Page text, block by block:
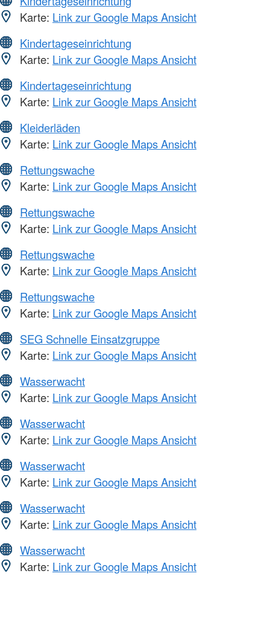
Karte: Link zur Google Maps Ansicht
Kindertageseinrichtung
Karte: Link zur Google Maps Ansicht
Kindertageseinrichtung
Karte: Link zur Google Maps Ansicht
Kleiderläden
Karte: Link zur Google Maps Ansicht
Rettungswache
Karte: Link zur Google Maps Ansicht
Rettungswache
Karte: Link zur Google Maps Ansicht
Rettungswache
Karte: Link zur Google Maps Ansicht
Rettungswache
Karte: Link zur Google Maps Ansicht
SEG Schnelle Einsatzgruppe
Karte: Link zur Google Maps Ansicht
Wasserwacht
Karte: Link zur Google Maps Ansicht
Wasserwacht
Karte: Link zur Google Maps Ansicht
Wasserwacht
Karte: Link zur Google Maps Ansicht
Wasserwacht
Karte: Link zur Google Maps Ansicht
Wasserwacht
Karte: Link zur Google Maps Ansicht